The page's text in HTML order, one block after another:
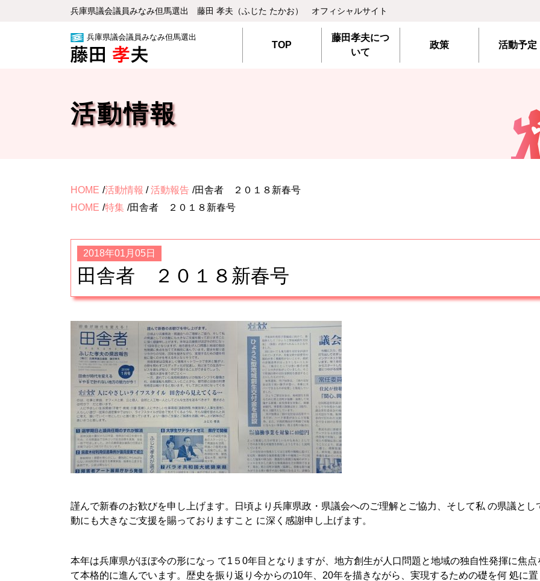
兵庫県議会議員みなみ但⾺選出 藤⽥ 孝夫（ふじた たかお） オフィシャルサイト
兵庫県議会議員みなみ但馬選出
TOP
藤田孝夫につ
いて
政策 活動予定
活動情報
HOME 活動情報 /活動報告 田舎者 ２０１８新春号
HOME 特集 田舎者 ２０１８新春号
2018年01月05日
田舎者 ２０１８新春号
謹んで新春のお歓びを申し上げます。日頃より兵庫県政・県議会へのご理解とご協力、そして私 の県議とし
動にも大きなご支援を賜っておりますこと に深く感謝申し上げます。
本年は兵庫県がほぼ今の形になっ て1５0年目となりますが、地方創生が人口問題と地域の独自性発揮に焦点
て本格的に進んでいます。歴史を振り返り今からの10年、20年を描きながら、実現するための礎を何 処に